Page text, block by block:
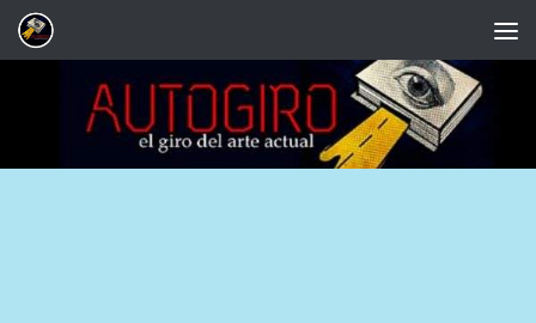
Saltar al contenido